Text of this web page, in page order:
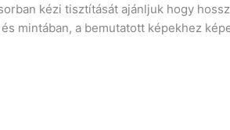
kézi tisztítását ajánljuk hogy
mintában, a bemutatott képekhez